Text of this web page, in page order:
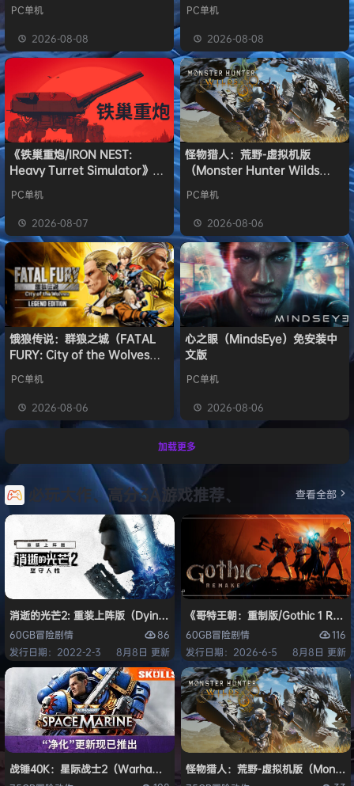
PC单机
2026-08-08
版
PC单机
2026-08-08
《铁巢重炮/IRON NEST:
Heavy Turret Simulator》免
PC单机
2026-08-07
怪物猎人：荒野-虚拟机版
（Monster Hunter Wilds
PC单机
2026-08-06
饿狼传说：群狼之城（FATAL
FURY: City of the Wolves）
PC单机
2026-08-06
心之眼（MindsEye）免安装中
文版
PC单机
2026-08-06
加载更多
必玩大作、高分3A游戏推荐、 查看全部
消逝的光芒2: 重装上阵版（Dying Light 2 Stay Human: Reloaded
60GB冒险剧情
86
发行日期：2022-2-3
8月8日 更新
《哥特王朝：重制版/Gothic 1
60GB冒险剧情
116
发行日期：2026-6-5
8月8日 更新
战锤40K：星际战士2（Warhammer 40,000: Space Marine 2）免安装
怪物猎人：荒野-虚拟机版（